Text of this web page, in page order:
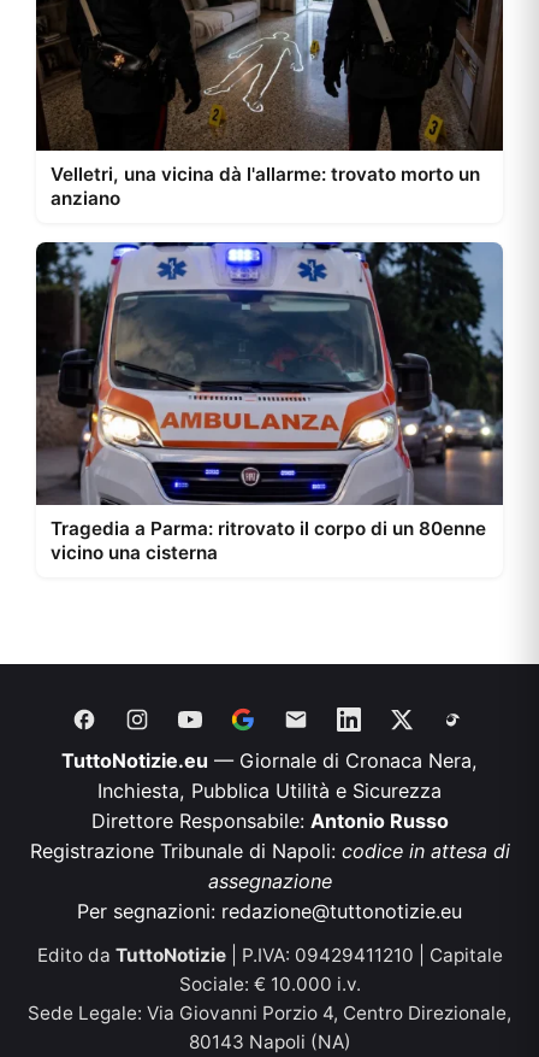
Velletri, una vicina dà l'allarme: trovato morto un
anziano
Tragedia a Parma: ritrovato il corpo di un 80enne
vicino una cisterna
TuttoNotizie.eu — Giornale di Cronaca Nera,
Inchiesta, Pubblica Utilità e Sicurezza
Direttore Responsabile: Antonio Russo
Registrazione Tribunale di Napoli: codice in attesa di
assegnazione
Per segnazioni: redazione@tuttonotizie.eu
Edito da TuttoNotizie
| P.IVA: 09429411210 | Capitale
Sociale: € 10.000 i.v.
Sede Legale: Via Giovanni Porzio 4, Centro Direzionale,
80143 Napoli (NA)